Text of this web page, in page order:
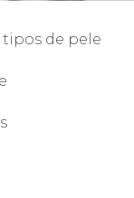
de pele